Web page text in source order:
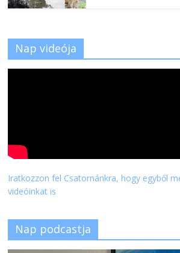
Nap videója
Iratkozzon fel Csatornánkra, hogy egyből
videóinkat is
Nap podcastja